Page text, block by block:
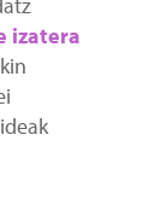
izatera